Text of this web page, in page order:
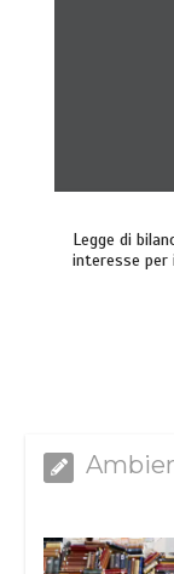
Legge di
interesse per